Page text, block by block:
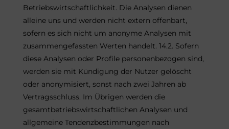
Betriebswirtschaftlichkeit. Die Analysen dienen
alleine uns und werden nicht extern offenbart,
sofern es sich nicht um anonyme Analysen mit
zusammengefassten Werten handelt. 14.2. Sofern
diese Analysen oder Profile personenbezogen sind,
werden sie mit Kündigung der Nutzer gelöscht
oder anonymisiert, sonst nach zwei Jahren ab
Vertragsschluss. Im Übrigen werden die
gesamtbetriebswirtschaftlichen Analysen und
allgemeine Tendenzbestimmungen nach